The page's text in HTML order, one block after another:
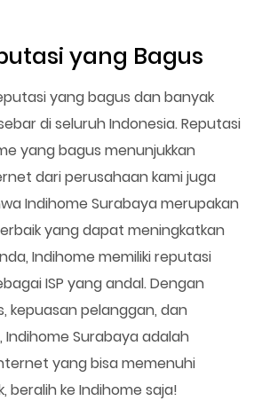
yang Bagus
yang bagus dan banyak
di seluruh Indonesia. Reputasi
yang bagus menunjukkan
dari perusahaan kami juga
Indihome Surabaya merupakan
yang dapat meningkatkan
Indihome memiliki reputasi
ISP yang andal. Dengan
kepuasan pelanggan, dan
Surabaya adalah
yang bisa memenuhi
beralih ke Indihome saja!